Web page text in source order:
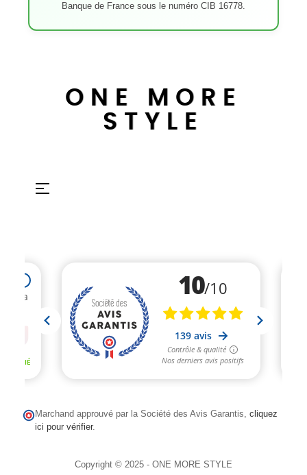
Banque de France sous le numéro CIB 16778.
ONE MORE
STYLE
Basculer
☰
Marchand approuvé par la Société des Avis Garantis, cliquez
ici pour vérifier.
Copyright © 2025 - ONE MORE STYLE